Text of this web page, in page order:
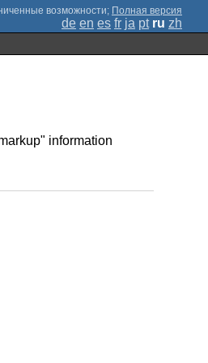
; Полная версия
de en es fr ja pt ru zh
information